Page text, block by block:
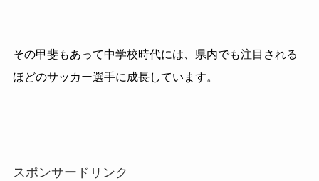
その甲斐もあって中学校時代には、県内でも注目される
ほどのサッカー選手に成長しています。
スポンサードリンク